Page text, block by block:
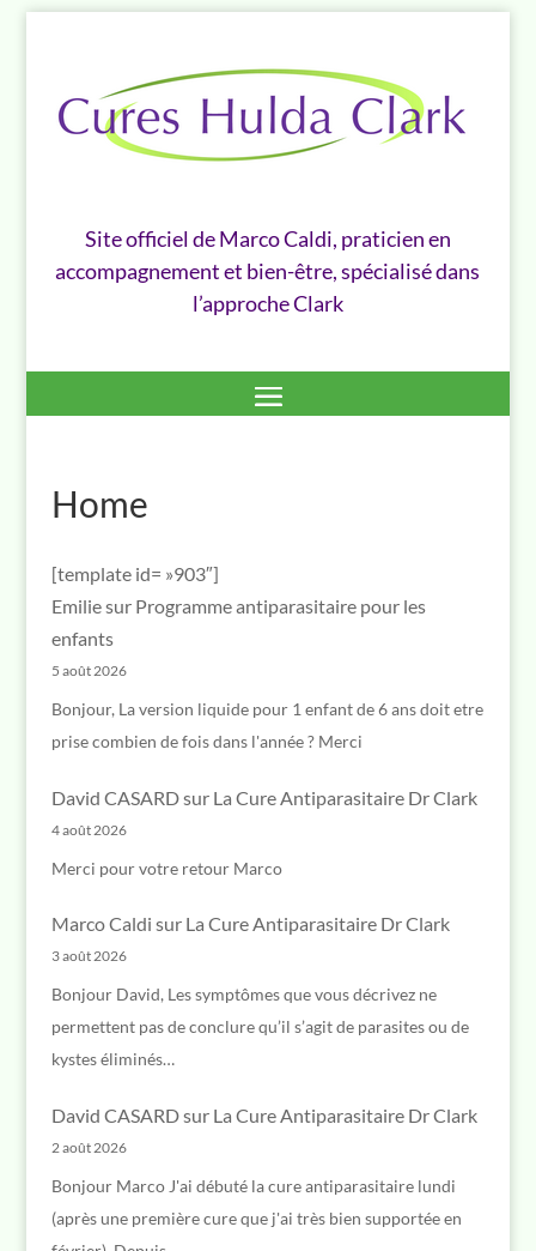
Site officiel de Marco Caldi, praticien en
accompagnement et bien-être, spécialisé dans
l’approche Clark
Home
[template id= »903″]
Emiliesur Programme antiparasitaire pour les
enfants
5 août 2026
Bonjour, La version liquide pour 1 enfant de 6 ans doit etre
prise combien de fois dans l'année ? Merci
David CASARDsur La Cure Antiparasitaire Dr Clark
4 août 2026
Merci pour votre retour Marco
Marco Caldi sur La Cure Antiparasitaire Dr Clark
3 août 2026
Bonjour David, Les symptômes que vous décrivez ne
permettent pas de conclure qu’il s’agit de parasites ou de
kystes éliminés…
David CASARDsur La Cure Antiparasitaire Dr Clark
2 août 2026
Bonjour Marco J'ai débuté la cure antiparasitaire lundi
(après une première cure que j'ai très bien supportée en